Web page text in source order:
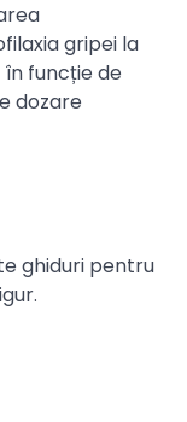
gripei la
funcție de
dozare
ghiduri pentru